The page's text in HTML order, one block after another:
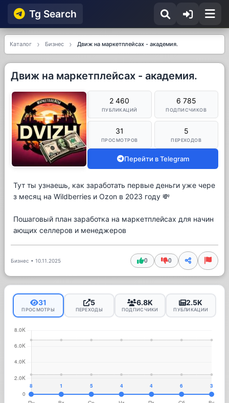
Tg Searсh
Каталог Бизнес Движ на маркетплейсах - академия.
Движ на маркетплейсах - академия.
2 460
ПУБЛИКАЦИЙ
6 785
ПОДПИСЧИКОВ
31
ПРОСМОТРОВ
5
ПЕРЕХОДОВ
Перейти в Telegram
Тут ты узнаешь, как заработать первые деньги уже чере
з месяц на Wildberries и Ozon в 2023 году 💸
Пошаговый план заработка на маркетплейсах для начин
ающих селлеров и менеджеров
Бизнес • 10.11.2025 0 0
31
ПРОСМОТРЫ
5
ПЕРЕХОДЫ
6.8K
ПОДПИСЧИКИ
2.5K
ПУБЛИКАЦИИ